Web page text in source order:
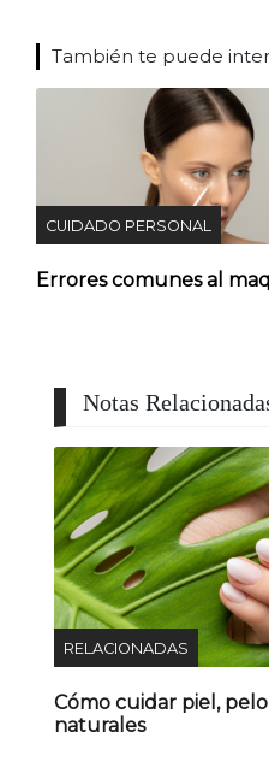
También te puede
CUIDADO PERSONAL
Errores comunes al
Notas
RELACIONADAS
Cómo cuidar piel,
naturales